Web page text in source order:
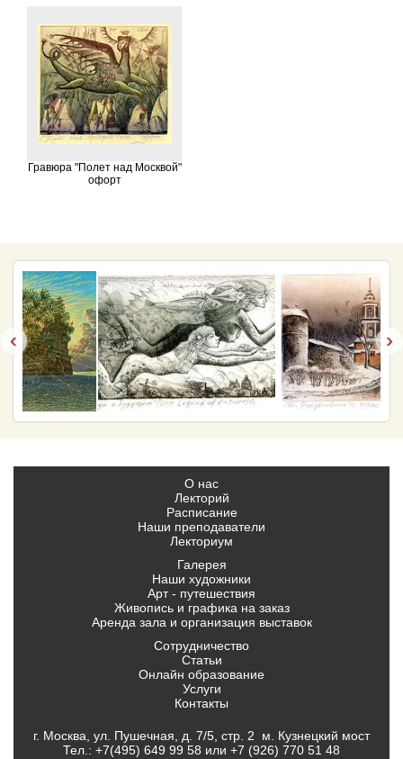
Гравюра "Полет над Москвой"
офорт
‹ ›
О нас
Лекторий
Расписание
Наши преподаватели
Лекториум
Галерея
Наши художники
Арт - путешествия
Живопись и графика на заказ
Аренда зала и организация выставок
Сотрудничество
Статьи
Онлайн образование
Услуги
Контакты
г. Москва, ул. Пушечная, д. 7/5, стр. 2 м. Кузнецкий мост
Тел.: +7(495) 649 99 58 или +7 (926) 770 51 48